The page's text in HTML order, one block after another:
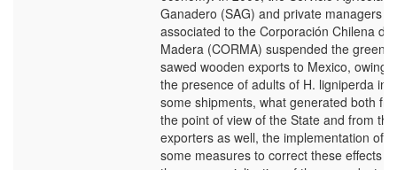
Ganadero (SAG) and private managers
associated to the Corporación Chilena de
Madera (CORMA) suspended the green
sawed wooden exports to Mexico, owing
the presence of adults of H. ligniperda in
some shipments, what generated both
the point of view of the State and from the
exporters as well, the implementation of
some measures to correct these effects in